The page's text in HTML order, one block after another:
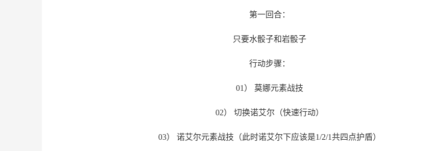
第一回合：
只要水骰子和岩骰子
行动步骤：
01） 莫娜元素战技
02） 切换诺艾尔（快速行动）
03） 诺艾尔元素战技（此时诺艾尔下应该是1/2/1共四点护盾）